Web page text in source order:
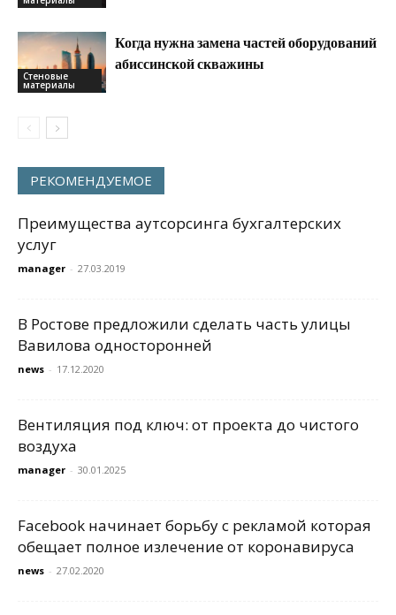
Стеновые
материалы
Когда нужна замена частей оборудований
абиссинской скважины
РЕКОМЕНДУЕМОЕ
Преимущества аутсорсинга бухгалтерских
услуг
manager - 27.03.2019
В Ростове предложили сделать часть улицы
Вавилова односторонней
news - 17.12.2020
Вентиляция под ключ: от проекта до чистого
воздуха
manager - 30.01.2025
Facebook начинает борьбу с рекламой которая
обещает полное излечение от коронавируса
news - 27.02.2020